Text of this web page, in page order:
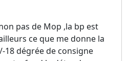
pas de Mop ,la bp est
ce que me donne la
18 dégrée de consigne